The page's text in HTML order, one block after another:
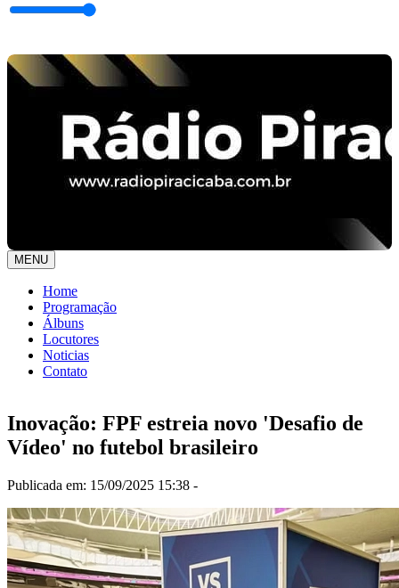
MENU
Home
Programação
Álbuns
Locutores
Noticias
Contato
Inovação: FPF estreia novo 'Desafio de
Vídeo' no futebol brasileiro
Publicada em: 15/09/2025 15:38 -